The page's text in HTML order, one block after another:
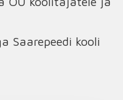
Saarepeedi kooli